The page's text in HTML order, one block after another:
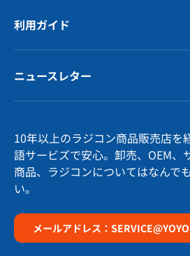
利用ガイド
ニュースレター
10年以上のラジコン商品販売店を
語サービズで安心。卸売、OEM、
商品、ラジコンについてはなんで
い。
メールアドレス：